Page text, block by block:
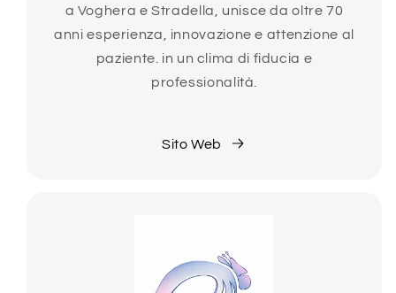
a Voghera e Stradella, unisce da oltre 70
anni esperienza, innovazione e attenzione al
paziente. in un clima di fiducia e
professionalità.
Sito Web